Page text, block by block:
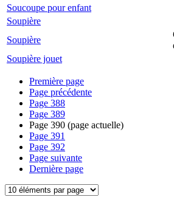
Soucoupe pour enfant
Soupière
Soupière
Soupière jouet
Première page
Page précédente
Page 388
Page 389
Page 390 (page actuelle)
Page 391
Page 392
Page suivante
Dernière page